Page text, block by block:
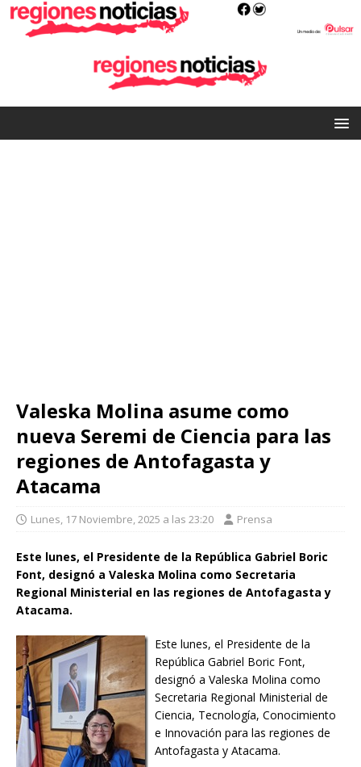
Valeska Molina asume como
nueva Seremi de Ciencia para las
regiones de Antofagasta y
Atacama
Lunes, 17 Noviembre, 2025 a las 23:20 Prensa
Este lunes, el Presidente de la República Gabriel Boric
Font, designó a Valeska Molina como Secretaria
Regional Ministerial en las regiones de Antofagasta y
Atacama.
Este lunes, el Presidente de la
República Gabriel Boric Font,
designó a Valeska Molina como
Secretaria Regional Ministerial de
Ciencia, Tecnología, Conocimiento
e Innovación para las regiones de
Antofagasta y Atacama.